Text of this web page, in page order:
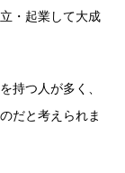
・起業して大成
持つ人が多く、
だと考えられま